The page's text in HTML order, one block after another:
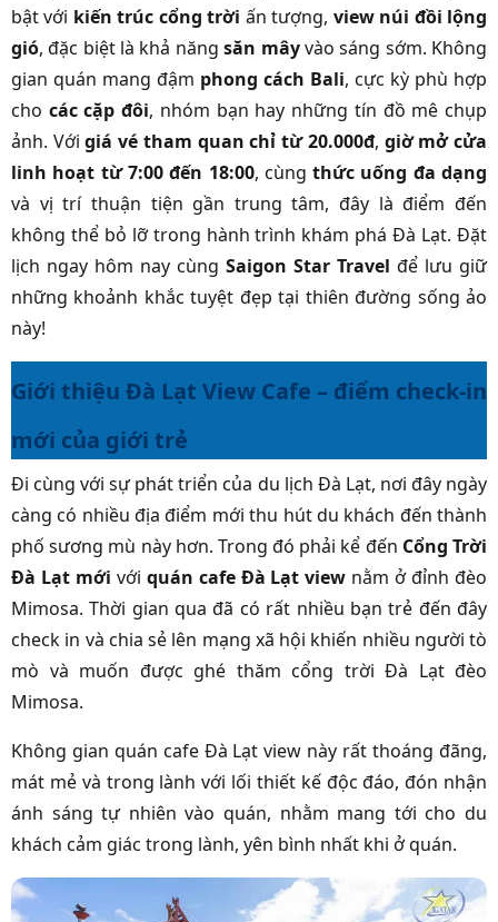
bật với kiến trúc cổng trời ấn tượng, view núi đồi lộng
gió, đặc biệt là khả năngsăn mâyvào sáng sớm. Không
gian quán mang đậm phong cách Bali, cực kỳ phù hợp
cho các cặp đôi, nhóm bạn hay những tín đồ mê chụp
ảnh. Vớigiá vé tham quan chỉ từ 20.000đ, giờ mở cửa
linh hoạt từ 7:00 đến 18:00, cùngthức uống đa dạng
và vị trí thuận tiện gần trung tâm, đây là điểm đến
không thể bỏ lỡ trong hành trình khám phá Đà Lạt. Đặt
lịch ngay hôm nay cùng Saigon Star Travel để lưu giữ
những khoảnh khắc tuyệt đẹp tại thiên đường sống ảo
này!
Giới thiệu Đà Lạt View Cafe – điểm check-in
mới của giới trẻ
Đi cùng với sự phát triển của du lịch Đà Lạt, nơi đây ngày
càng có nhiều địa điểm mới thu hút du khách đến thành
phố sương mù này hơn. Trong đó phải kể đến Cổng Trời
Đà Lạt mới với quán cafe Đà Lạt view nằm ở đỉnh đèo
Mimosa. Thời gian qua đã có rất nhiều bạn trẻ đến đây
check in và chia sẻ lên mạng xã hội khiến nhiều người tò
mò và muốn được ghé thăm cổng trời Đà Lạt đèo
Mimosa.
Không gian quán cafe Đà Lạt view này rất thoáng đãng,
mát mẻ và trong lành với lối thiết kế độc đáo, đón nhận
ánh sáng tự nhiên vào quán, nhằm mang tới cho du
khách cảm giác trong lành, yên bình nhất khi ở quán.